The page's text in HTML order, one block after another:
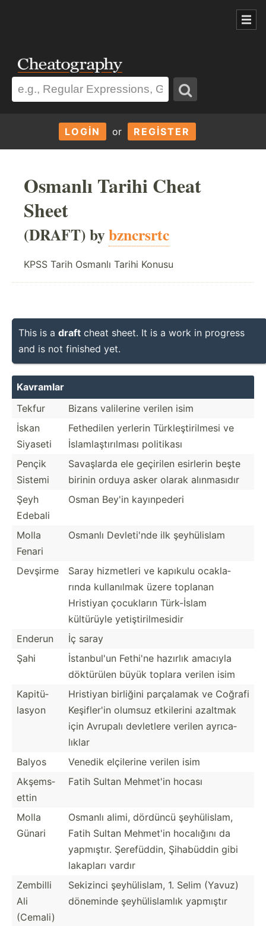
LOGIN or REGISTER
Osmanlı Tarihi Cheat
Sheet
(DRAFT) bybzncrsrtc
KPSS Tarih Osmanlı Tarihi Konusu
This is a draft cheat sheet. It is a work in progress
and is not finished yet.
Kavramlar
Tekfur
Bizans valilerine verilen isim
İskan
Siyaseti
Fethedilen yerlerin Türkle­şti­rilmesi ve
İslaml­aşt­ırı­lması politikası
Pençik
Sistemi
Savaşlarda ele geçirilen esirlerin beşte
birinin orduya asker olarak alınma­sıdır
Şeyh
Edebali
Osman Bey'in kayınp­ederi
Molla
Fenari
Osmanlı Devlet­i'nde ilk şeyhül­islam
Devşirme
Saray hizmetleri ve kapıkulu ocakla­
rında kullan­ılmak üzere toplanan
Hristiyan çocukların Türk-İslam
kültürüyle yetişt­iri­lme­sidir
Enderun
İç saray
Şahi
İstanb­ul'un Fethi'ne hazırlık amacıyla
döktürülen büyük toplara verilen isim
Kapitü­
lasyon
Hristiyan birliğini parçalamak ve Coğrafi
Keşifl­er'in olumsuz etkilerini azaltmak
için Avrupalı devletlere verilen ayrıca­
lıklar
Balyos
Venedik elçilerine verilen isim
Akşems­
ettin
Fatih Sultan Mehmet'in hocası
Molla
Günari
Osmanlı alimi, dördüncü şeyhül­islam,
Fatih Sultan Mehmet'in hocalığını da
yapmıştır. Şerefü­ddin, Şihabüddin gibi
lakapları vardır
Zembilli
Ali
(Cemali)
Sekizinci şeyhül­islam, 1. Selim (Yavuz)
döneminde şeyhül­isl­amlık yapmıştır